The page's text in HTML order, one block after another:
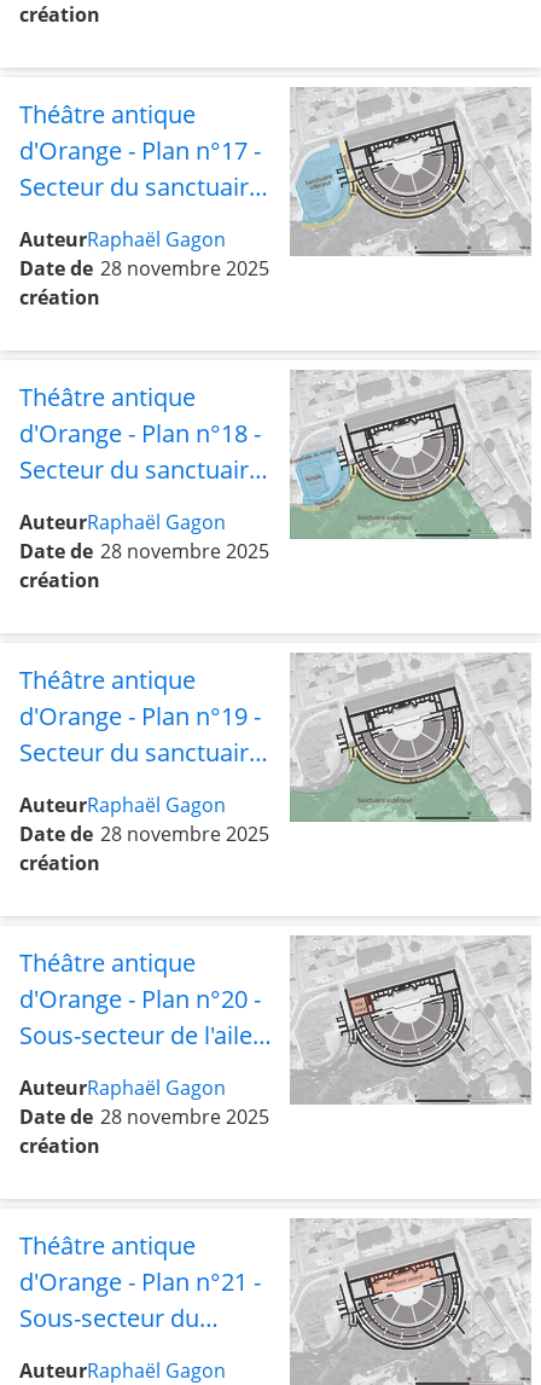
création
Théâtre antique
d'Orange - Plan n°17 -
Secteur du sanctuaire
inférieur et de la voirie
AuteurRaphaël Gagon
Date de
création
28 novembre 2025
Théâtre antique
d'Orange - Plan n°18 -
Secteur du sanctuaire
supérieur avec le
temple, l'esplanade, le
portique courbe,
AuteurRaphaël Gagon
Date de
création
28 novembre 2025
Théâtre antique
d'Orange - Plan n°19 -
Secteur du sanctuaire
supérieur avec le sous-
secteur de la rue sud
AuteurRaphaël Gagon
Date de
création
28 novembre 2025
Théâtre antique
d'Orange - Plan n°20 -
Sous-secteur de l'aile
AuteurRaphaël Gagon
Date de
création
28 novembre 2025
Théâtre antique
d'Orange - Plan n°21 -
Sous-secteur du
bâtiment central
AuteurRaphaël Gagon